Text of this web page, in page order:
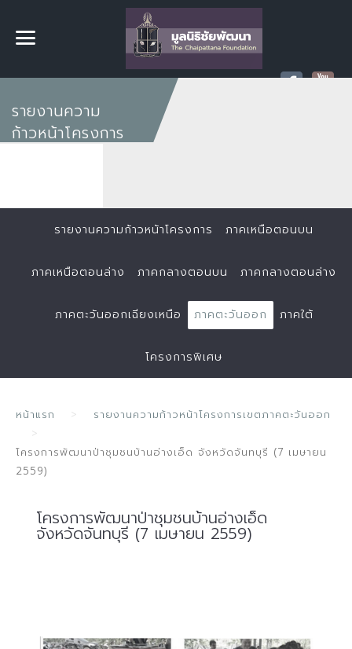
รายงานความ
ก้าวหน้าโครงการ
รายงานความก้าวหน้าโครงการ ภาคเหนือตอนบน
ภาคเหนือตอนล่าง ภาคกลางตอนบน ภาคกลางตอนล่าง
ภาคตะวันออกเฉียงเหนือ ภาคตะวันออก ภาคใต้
โครงการพิเศษ
หน้าแรก รายงานความก้าวหน้าโครงการเขตภาคตะวันออก
โครงการพัฒนาป่าชุมชนบ้านอ่างเอ็ด จังหวัดจันทบุรี (7 เมษายน
2559)
โครงการพัฒนาป่าชุมชนบ้านอ่างเอ็ด
จังหวัดจันทบุรี (7 เมษายน 2559)